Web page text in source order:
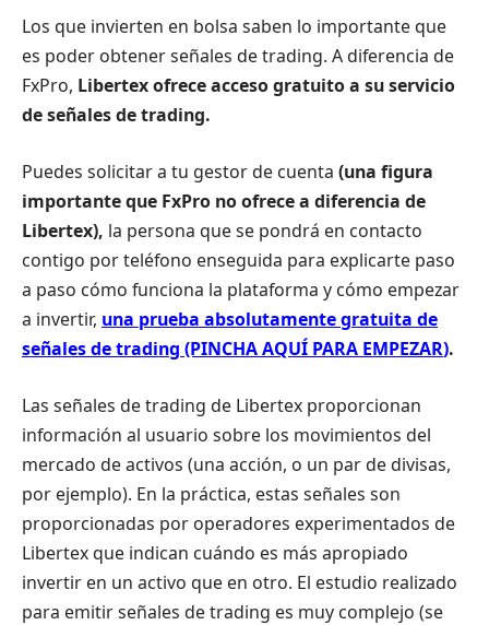
Los que invierten en bolsa saben lo importante que
es poder obtener señales de trading. A diferencia de
FxPro, Libertexofrece acceso gratuito a su servicio
de señales de trading.
Puedes solicitar a tu gestor de cuenta (una figura
importante que FxPro no ofrece a diferencia de
Libertex), la persona que se pondrá en contacto
contigo por teléfono enseguida para explicarte paso
a paso cómo funciona la plataforma y cómo empezar
a invertir, una prueba absolutamente gratuita de
señales de trading (PINCHA AQUÍ PARA EMPEZAR).
Las señales de trading de Libertex proporcionan
información al usuario sobre los movimientos del
mercado de activos (una acción, o un par de divisas,
por ejemplo). En la práctica, estas señales son
proporcionadas por operadores experimentados de
Libertex que indican cuándo es más apropiado
invertir en un activo que en otro. El estudio realizado
para emitir señales de trading es muy complejo (se